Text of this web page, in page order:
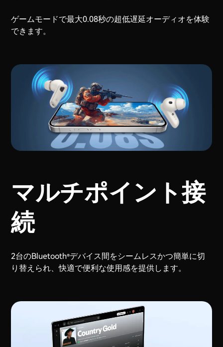
ゲームモードで最大0.08秒の超低遅延オーディオを体験
できます。
マルチポイント接
続
2台のBluetooth®デバイス間をシームレスかつ簡単に切
り替えられ、快適で便利な使用感を提供します。